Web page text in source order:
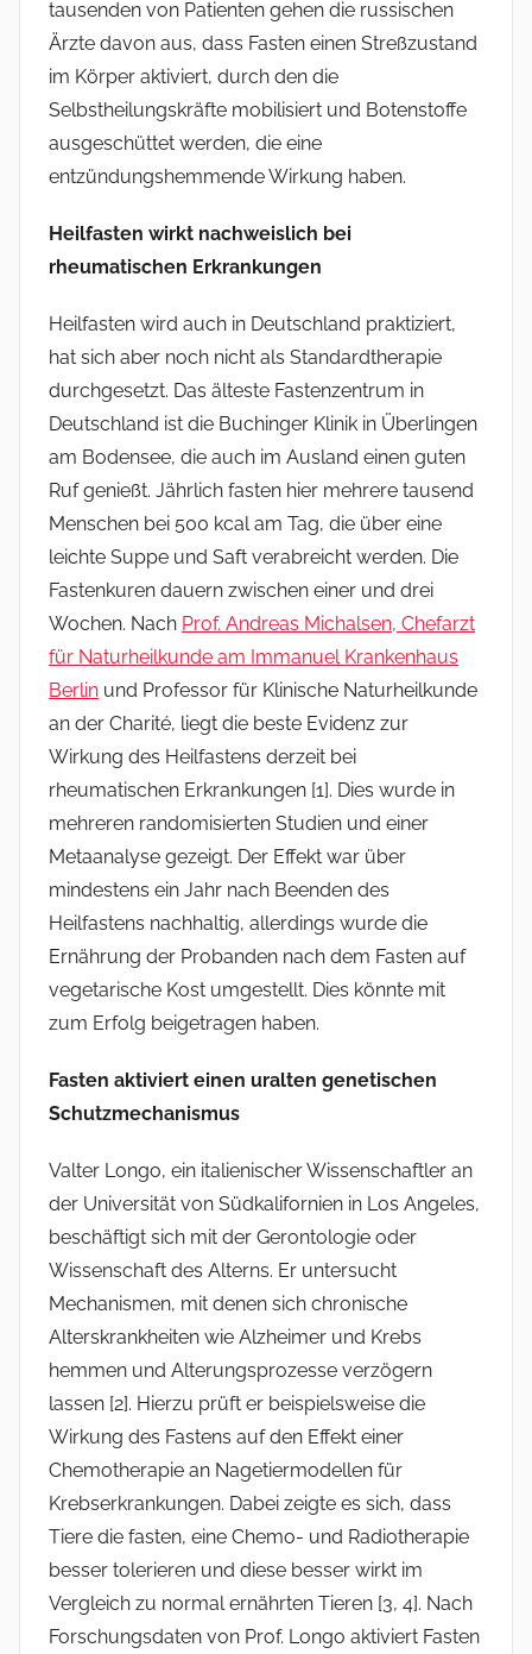
tausenden von Patienten gehen die russischen
Ärzte davon aus, dass Fasten einen Streßzustand
im Körper aktiviert, durch den die
Selbstheilungskräfte mobilisiert und Botenstoffe
ausgeschüttet werden, die eine
entzündungshemmende Wirkung haben.
Heilfasten wirkt nachweislich bei
rheumatischen Erkrankungen
Heilfasten wird auch in Deutschland praktiziert,
hat sich aber noch nicht als Standardtherapie
durchgesetzt. Das älteste Fastenzentrum in
Deutschland ist die Buchinger Klinik in Überlingen
am Bodensee, die auch im Ausland einen guten
Ruf genießt. Jährlich fasten hier mehrere tausend
Menschen bei 500 kcal am Tag, die über eine
leichte Suppe und Saft verabreicht werden. Die
Fastenkuren dauern zwischen einer und drei
Wochen. Nach Prof. Andreas Michalsen, Chefarzt
für Naturheilkunde am Immanuel Krankenhaus
Berlin und Professor für Klinische Naturheilkunde
an der Charité, liegt die beste Evidenz zur
Wirkung des Heilfastens derzeit bei
rheumatischen Erkrankungen [1]. Dies wurde in
mehreren randomisierten Studien und einer
Metaanalyse gezeigt. Der Effekt war über
mindestens ein Jahr nach Beenden des
Heilfastens nachhaltig, allerdings wurde die
Ernährung der Probanden nach dem Fasten auf
vegetarische Kost umgestellt. Dies könnte mit
zum Erfolg beigetragen haben.
Fasten aktiviert einen uralten genetischen
Schutzmechanismus
Valter Longo, ein italienischer Wissenschaftler an
der Universität von Südkalifornien in Los Angeles,
beschäftigt sich mit der Gerontologie oder
Wissenschaft des Alterns. Er untersucht
Mechanismen, mit denen sich chronische
Alterskrankheiten wie Alzheimer und Krebs
hemmen und Alterungsprozesse verzögern
lassen [2]. Hierzu prüft er beispielsweise die
Wirkung des Fastens auf den Effekt einer
Chemotherapie an Nagetiermodellen für
Krebserkrankungen. Dabei zeigte es sich, dass
Tiere die fasten, eine Chemo- und Radiotherapie
besser tolerieren und diese besser wirkt im
Vergleich zu normal ernährten Tieren [3, 4]. Nach
Forschungsdaten von Prof. Longo aktiviert Fasten